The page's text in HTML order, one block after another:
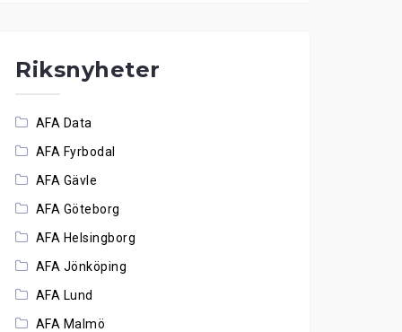
Riksnyheter
AFA Data
AFA Fyrbodal
AFA Gävle
AFA Göteborg
AFA Helsingborg
AFA Jönköping
AFA Lund
AFA Malmö